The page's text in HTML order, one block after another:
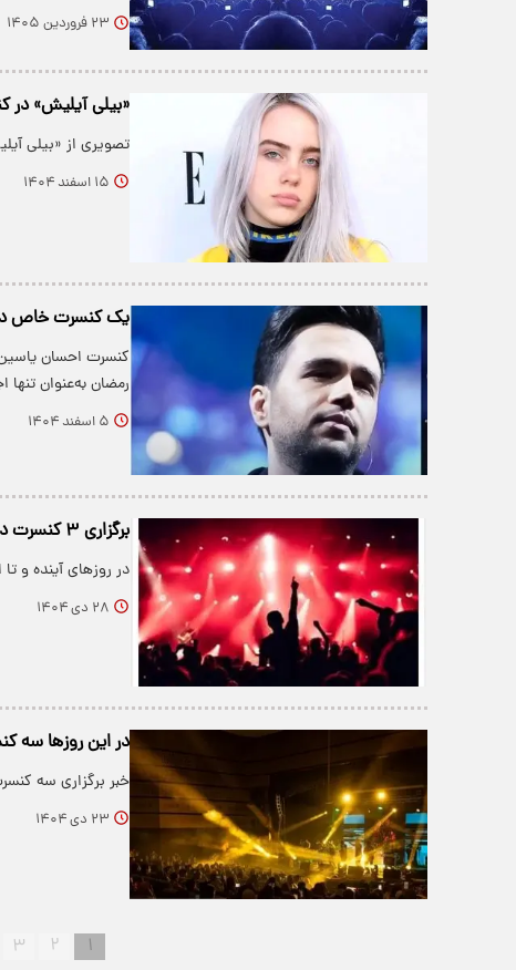
۲۳ فروردین ۱۴۰۵
«بیلی آیلیش» در
تصویری از «بیلی
۱۵ اسفند ۱۴۰۴
یک کنسرت خاص
کنسرت احسان
رمضان به‌عنوان
۵ اسفند ۱۴۰۴
برگزاری ۳ کنسرت در روزهای آینده
در روزهای آینده و
۲۸ دی ۱۴۰۴
در این روزها سه
خبر برگزاری سه
۲۳ دی ۱۴۰۴
۱ ۲ ۳